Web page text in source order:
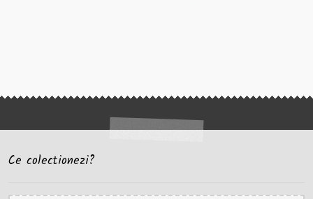
Ce colectionezi?